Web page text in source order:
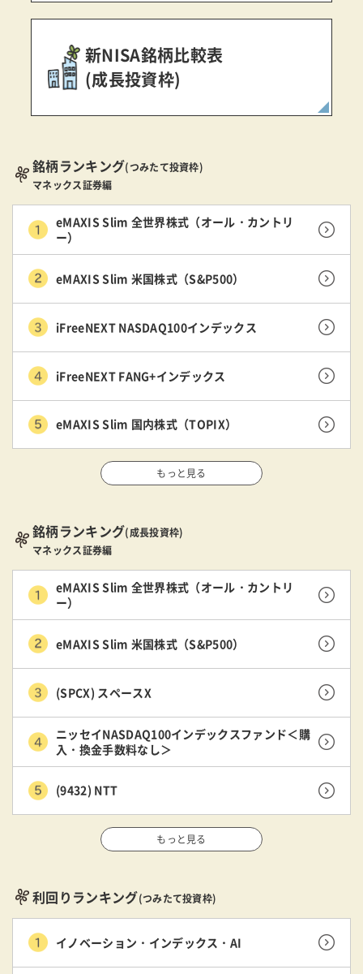
新NISA銘柄比較表
(成長投資枠)
銘柄ランキング(つみたて投資枠)
マネックス証券編
eMAXIS Slim 全世界株式（オール・カントリ
ー）
eMAXIS Slim 米国株式（S&P500）
iFreeNEXT NASDAQ100インデックス
iFreeNEXT FANG+インデックス
eMAXIS Slim 国内株式（TOPIX）
もっと見る
銘柄ランキング(成長投資枠)
マネックス証券編
eMAXIS Slim 全世界株式（オール・カントリ
ー）
eMAXIS Slim 米国株式（S&P500）
(SPCX) スペースX
ニッセイNASDAQ100インデックスファンド＜購
入・換金手数料なし＞
(9432) NTT
もっと見る
利回りランキング(つみたて投資枠)
イノベーション・インデックス・AI